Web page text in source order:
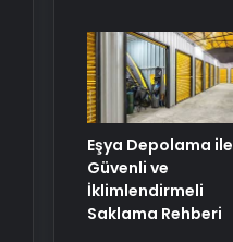
Eşya Depolama ile
Güvenli ve
İklimlendirmeli
Saklama Rehberi